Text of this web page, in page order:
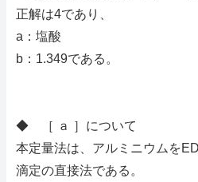
正解は4であり、
a：塩酸
b：1.349である。
◆ ［ ａ ］について
本定量法は、アルミニウムを
滴定の直接法である。